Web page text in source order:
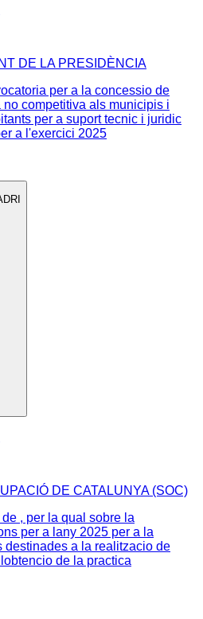
DE LA PRESIDÈNCIA
per a la concessio de
competitiva als municipis i
per a suport tecnic i juridic
a l'exercici 2025
DE CATALUNYA (SOC)
, per la qual sobre la
per a lany 2025 per a la
a la realitzacio de
de la practica